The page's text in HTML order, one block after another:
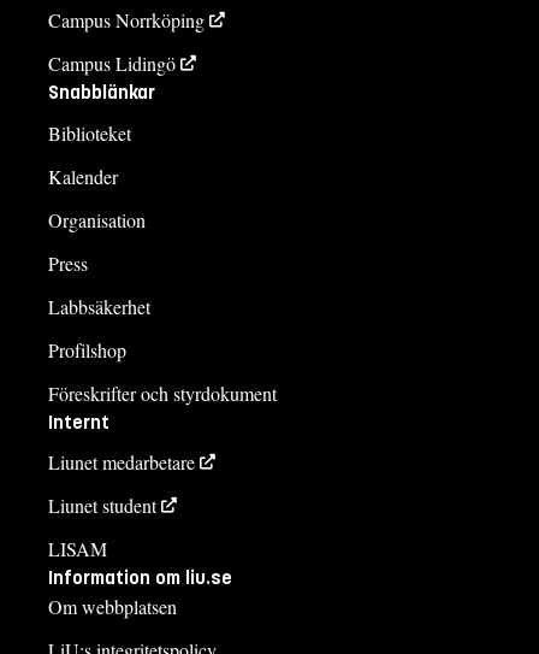
Campus Norrköping
Campus Lidingö
Snabblänkar
Biblioteket
Kalender
Organisation
Press
Labbsäkerhet
Profilshop
Föreskrifter och styrdokument
Internt
Liunet medarbetare
Liunet student
LISAM
Information om liu.se
Om webbplatsen